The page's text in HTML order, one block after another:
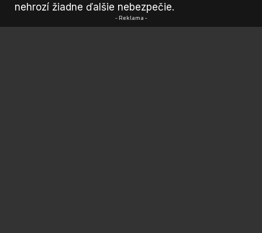
nehrozí žiadne ďalšie nebezpečie.
- Reklama -